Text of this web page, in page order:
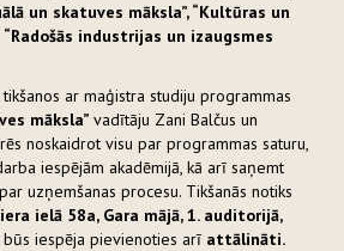
un skatuves māksla”, “Kultūras un
“Radošās industrijas un izaugsmes
tikšanos ar maģistra studiju programmas
māksla” vadītāju Zani Balčus un
noskaidrot visu par programmas saturu,
iespējām akadēmijā, kā arī saņemt
uzņemšanas procesu. Tikšanās notiks
ielā 58a, Gara mājā, 1. auditorijā,
iespēja pievienoties arī attālināti.